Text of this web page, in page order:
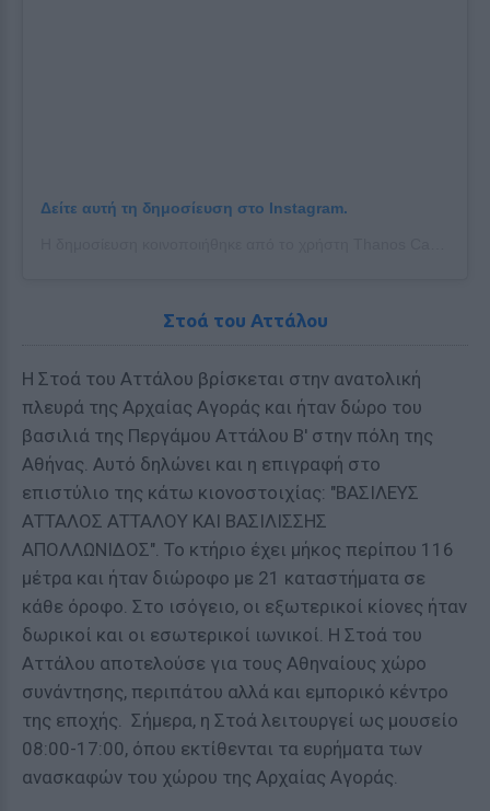
Δείτε αυτή τη δημοσίευση στο Instagram.
Στοά του Αττάλου
Η Στοά του Αττάλου βρίσκεται στην ανατολική
πλευρά της Αρχαίας Αγοράς και ήταν δώρο του
βασιλιά της Περγάμου Αττάλου Β' στην πόλη της
Αθήνας. Αυτό δηλώνει και η επιγραφή στο
επιστύλιο της κάτω κιονοστοιχίας: "ΒΑΣΙΛΕΥΣ
ΑΤΤΑΛΟΣ ΑΤΤΑΛΟΥ ΚΑΙ ΒΑΣΙΛΙΣΣΗΣ
ΑΠΟΛΛΩΝΙΔΟΣ". Το κτήριο έχει μήκος περίπου 116
μέτρα και ήταν διώροφο με 21 καταστήματα σε
κάθε όροφο. Στο ισόγειο, οι εξωτερικοί κίονες ήταν
δωρικοί και οι εσωτερικοί ιωνικοί. Η Στοά του
Αττάλου αποτελούσε για τους Αθηναίους χώρο
συνάντησης, περιπάτου αλλά και εμπορικό κέντρο
της εποχής. Σήμερα, η Στοά λειτουργεί ως μουσείο
08:00-17:00, όπου εκτίθενται τα ευρήματα των
ανασκαφών του χώρου της Αρχαίας Αγοράς.